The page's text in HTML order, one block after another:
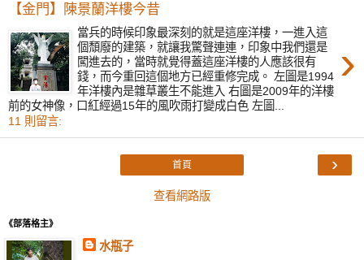
【金門】陳景蘭洋樓今昔
›
當兵的時候印象最深刻的就是這座洋樓，一進入這
個頹廢的建築，就讓我驚聲連連，印象中我們還是
闖進去的，當時就覺得蓋這座洋樓的人應該很有
錢，而今重回這個地方已經重修完成。 左圖是1994
年洋樓內是雜草叢生不能進入 右圖是2009年的洋樓
前的女神像，口紅經過15年的風吹雨打變成白色 左圖...
11 則留言:
›
首頁
查看網路版
《部落格主》
水瓶子